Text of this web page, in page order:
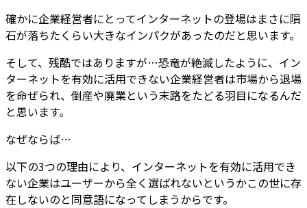
確かに企業経営者にとってインターネットの登場はまさに隕
石が落ちたくらい大きなインパクがあったのだと思います。
そして、残酷ではありますが…恐竜が絶滅したように、イン
ターネットを有効に活用できない企業経営者は市場から退場
を命ぜられ、倒産や廃業という末路をたどる羽目になるんだ
と思います。
なぜならば…
以下の3つの理由により、インターネットを有効に活用でき
ない企業はユーザーから全く選ばれないというかこの世に存
在しないのと同意語になってしまうからです。